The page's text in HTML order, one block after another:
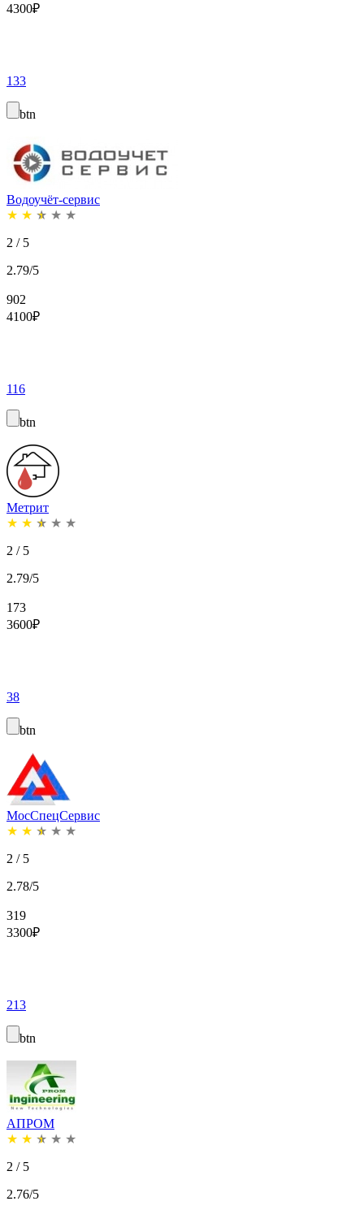
4300₽
133
btn
Водоучёт-сервис
★ ★ ★ ★ ★
2 / 5
2.79/5
902
4100₽
116
btn
Метрит
★ ★ ★ ★ ★
2 / 5
2.79/5
173
3600₽
38
btn
МосСпецСервис
★ ★ ★ ★ ★
2 / 5
2.78/5
319
3300₽
213
btn
АПРОМ
★ ★ ★ ★ ★
2 / 5
2.76/5